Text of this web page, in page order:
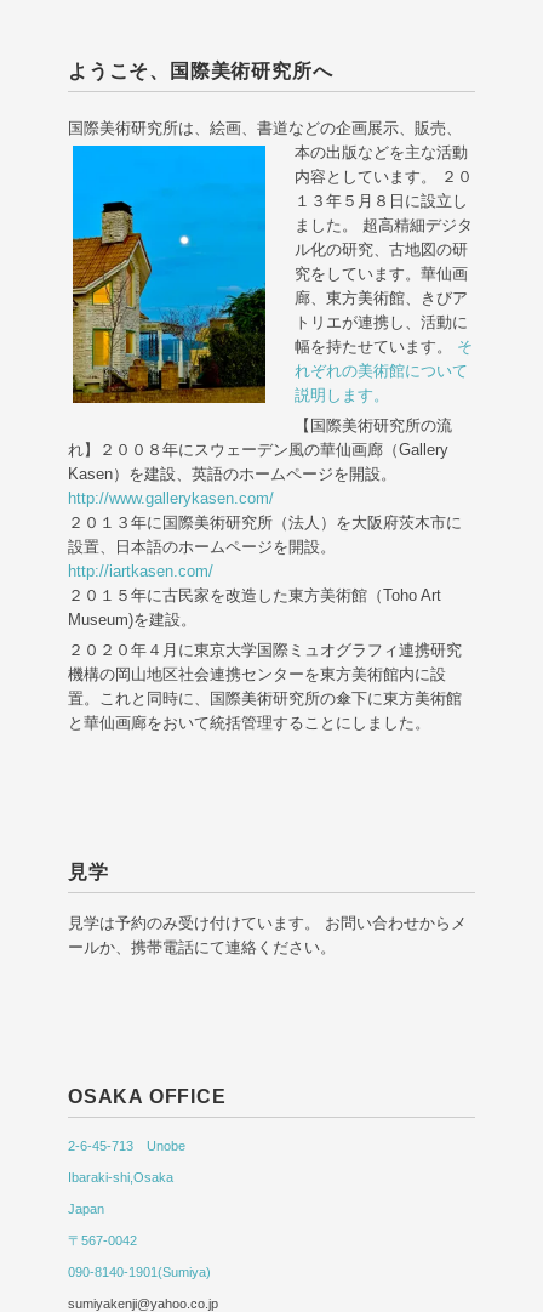
ようこそ、国際美術研究所へ
国際美術研究所は、絵画、書道などの企画展示、販売、
本の出版などを主な活動
内容としています。 ２０
１３年５月８日に設立し
ました。 超高精細デジタ
ル化の研究、古地図の研
究をしています。華仙画
廊、東方美術館、きびア
トリエが連携し、活動に
幅を持たせています。 そ
れぞれの美術館について
説明します。
【国際美術研究所の流
れ】２００８年にスウェーデン風の華仙画廊（Gallery
Kasen）を建設、英語のホームページを開設。
http://www.gallerykasen.com/
２０１３年に国際美術研究所（法人）を大阪府茨木市に
設置、日本語のホームページを開設。
http://iartkasen.com/
２０１５年に古民家を改造した東方美術館（Toho Art
Museum)を建設。
２０２０年４月に東京大学国際ミュオグラフィ連携研究
機構の岡山地区社会連携センターを東方美術館内に設
置。これと同時に、国際美術研究所の傘下に東方美術館
と華仙画廊をおいて統括管理することにしました。
見学
見学は予約のみ受け付けています。 お問い合わせからメ
ールか、携帯電話にて連絡ください。
OSAKA OFFICE
2-6-45-713 Unobe
Ibaraki-shi,Osaka
Japan
〒567-0042
090-8140-1901(Sumiya)
sumiyakenji@yahoo.co.jp